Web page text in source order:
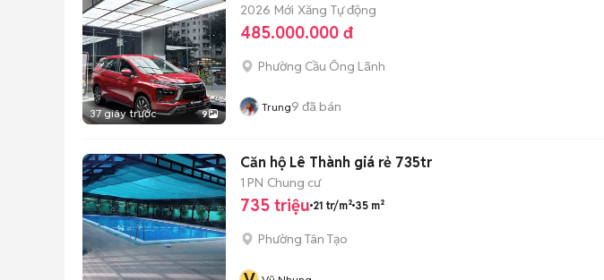
37 giây trước 9
2026 Mới Xăng Tự động
485.000.000 đ
Phường Cầu Ông Lãnh
Trung9 đã bán
Căn hộ Lê Thành giá rẻ 735tr
1 PN Chung cư
735 triệu 21 tr/m² 35 m²
Phường Tân Tạo